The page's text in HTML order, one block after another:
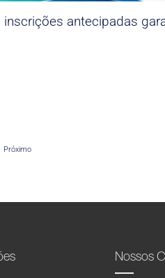
antecipadas
Próximo
Nossos